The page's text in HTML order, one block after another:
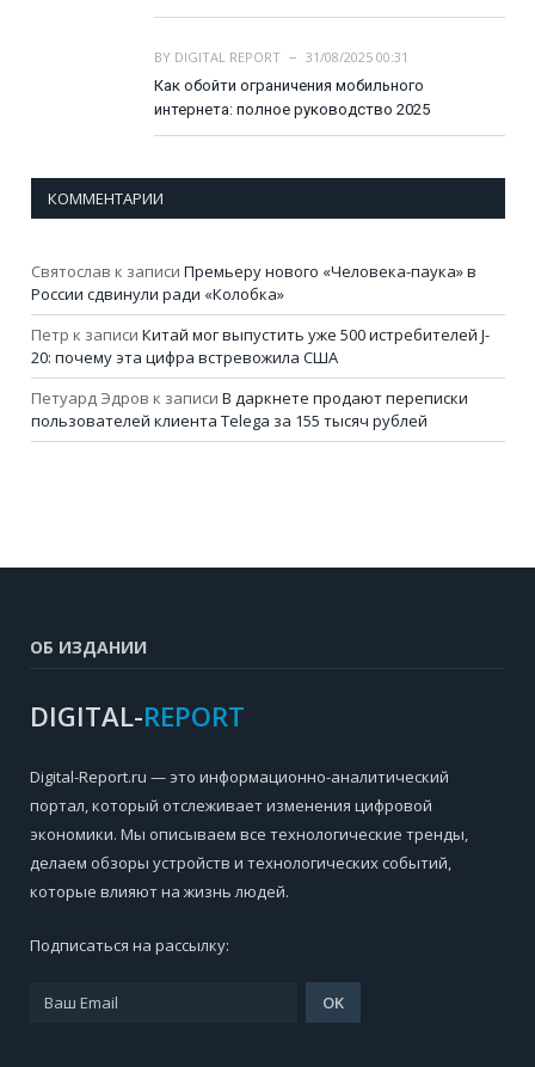
BY DIGITAL REPORT
31/08/2025 00:31
Как обойти ограничения мобильного
интернета: полное руководство 2025
КОММЕНТАРИИ
Святослав к записи Премьеру нового «Человека-паука» в
России сдвинули ради «Колобка»
Петр к записи Китай мог выпустить уже 500 истребителей J-
20: почему эта цифра встревожила США
Петуард Эдров к записи В даркнете продают переписки
пользователей клиента Telega за 155 тысяч рублей
ОБ ИЗДАНИИ
DIGITAL-REPORT
Digital-Report.ru — это информационно-аналитический
портал, который отслеживает изменения цифровой
экономики. Мы описываем все технологические тренды,
делаем обзоры устройств и технологических событий,
которые влияют на жизнь людей.
Подписаться на рассылку: